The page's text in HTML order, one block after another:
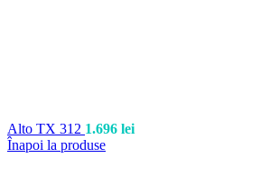
Alto TX 312 1.696 lei
Înapoi la produse